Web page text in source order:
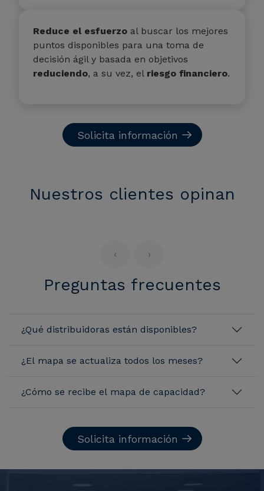
Reduce el esfuerzo al buscar los mejores
puntos disponibles para una toma de
decisión ágil y basada en objetivos
reduciendo, a su vez, el riesgo financiero.
Solicita información
Nuestros clientes opinan
‹ ›
Preguntas frecuentes
¿Qué distribuidoras están disponibles?
¿El mapa se actualiza todos los meses?
¿Cómo se recibe el mapa de capacidad?
Solicita información